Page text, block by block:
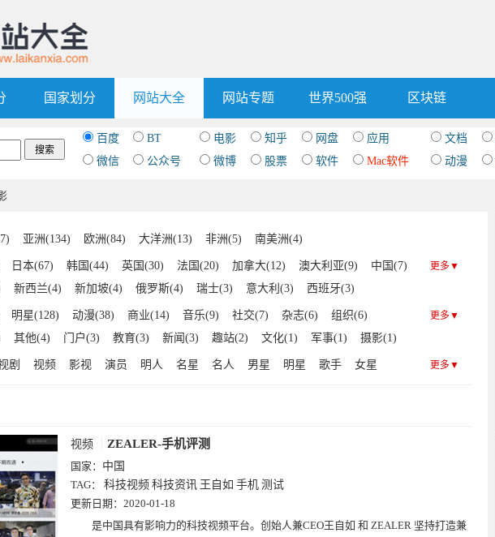
国家划分 网站大全 网站专题 世界500强 区块链
百度 BT 电影 知乎 网盘 应用 文档
微信
公众号 微博 股票 软件 Mac软件 动漫
亚洲(134) 欧洲(84) 大洋洲(13) 非洲(5) 南美洲(4)
日本(67) 韩国(44) 英国(30) 法国(20) 加拿大(12) 澳大利亚(9)
中国(7)
新西兰(4) 新加坡(4) 俄罗斯(4) 瑞士(3) 意大利(3)
西班牙(3)
捷克(2) 乌拉圭(1) 委内瑞拉(1) 阿根廷(1)
玻利维亚(1)
非(1) 肯尼亚(1) 摩洛哥(1) 埃及(1) 缅甸(1) 冰岛(1)
波黑(1)
巴尼亚(1) 奥地利(1) 斯洛伐克(1) 波兰(1) 比利时(1)
菲律宾(1)
更多▼
明星(128) 动漫(38) 商业(14) 音乐(9) 社交(7) 杂志(6)
组织(6)
其他(4) 门户(3) 教育(3) 新闻(3) 趣站(2) 文化(1) 军事(1)
摄影(1)
体育(1)
更多▼
剧 视频 影视 演员 明人 名星 名人 男星 明星 歌手
女星
更多▼
视频 ZEALER-手机评测
国家： 中国
TAG： 科技视频 科技资讯 王自如 手机 测试
更新日期： 2020-01-18
是中国具有影响力的科技视频平台。创始人兼CEO王自如 和 ZEALER 坚持打造兼